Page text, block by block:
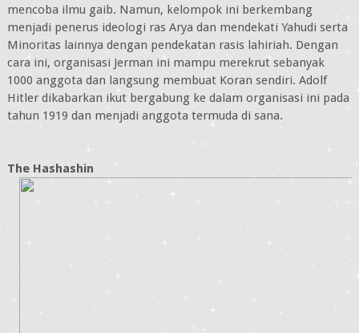
mencoba ilmu gaib. Namun, kelompok ini berkembang
menjadi penerus ideologi ras Arya dan mendekati Yahudi serta
Minoritas lainnya dengan pendekatan rasis lahiriah. Dengan
cara ini, organisasi Jerman ini mampu merekrut sebanyak
1000 anggota dan langsung membuat Koran sendiri. Adolf
Hitler dikabarkan ikut bergabung ke dalam organisasi ini pada
tahun 1919 dan menjadi anggota termuda di sana.
The Hashashin